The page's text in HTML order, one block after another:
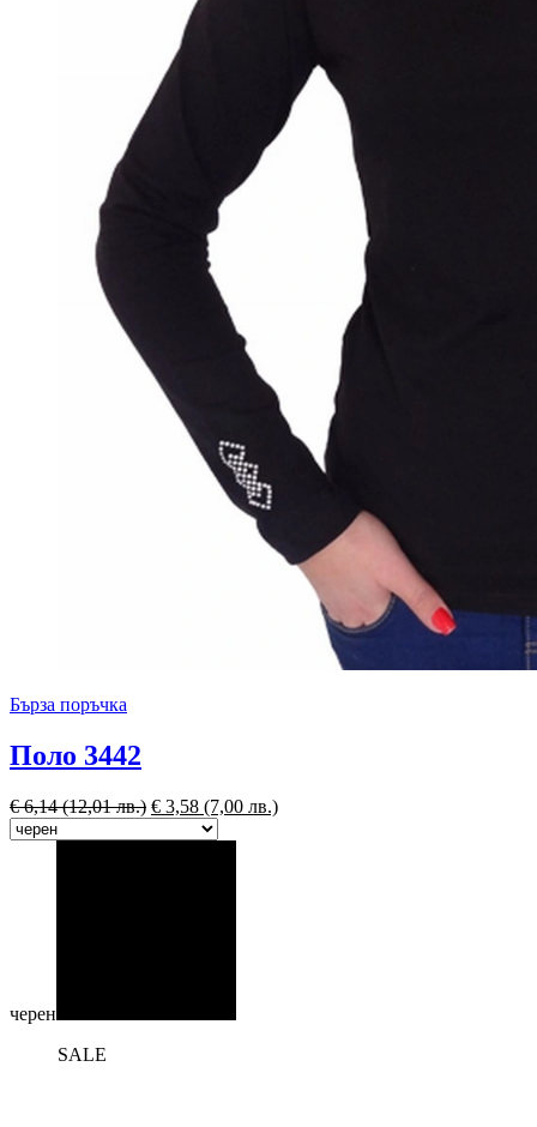
Бърза поръчка
Поло 3442
€6,14(12,01 лв.) € 3,58 (7,00 лв.)
черен
SALE